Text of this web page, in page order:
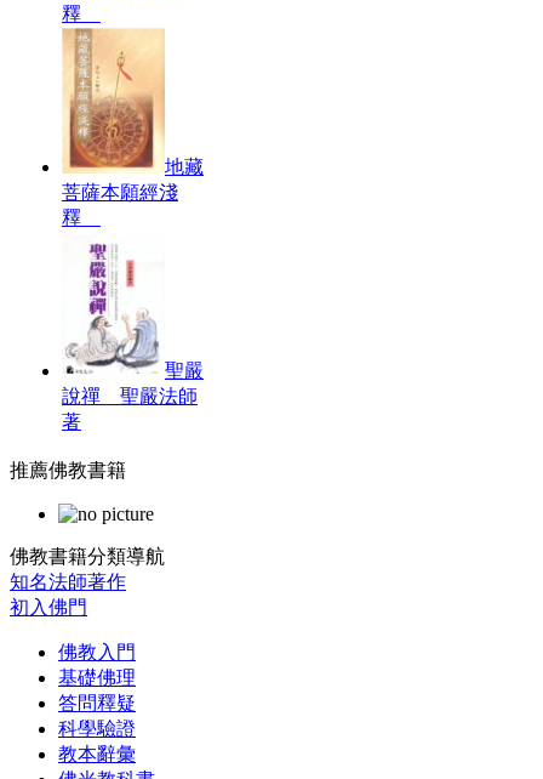
釋
地藏
菩薩本願經淺
釋
聖嚴
說禪 聖嚴法師
著
推薦佛教書籍
佛教書籍分類導航
知名法師著作
初入佛門
佛教入門
基礎佛理
答問釋疑
科學驗證
教本辭彙